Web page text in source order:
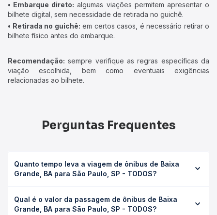
• Embarque direto: algumas viações permitem apresentar o
bilhete digital, sem necessidade de retirada no guichê.
• Retirada no guichê: em certos casos, é necessário retirar o
bilhete físico antes do embarque.
Recomendação: sempre verifique as regras específicas da
viação escolhida, bem como eventuais exigências
relacionadas ao bilhete.
Perguntas Frequentes
Quanto tempo leva a viagem de ônibus de Baixa
Grande, BA para São Paulo, SP - TODOS?
SP - TODOS leva em média 35h 46min, podendo variar
conforme a viação, o tipo de serviço (convencional,
Qual é o valor da passagem de ônibus de Baixa
Grande, BA para São Paulo, SP - TODOS?